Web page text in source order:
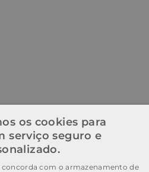
os cookies para
serviço seguro e
concorda com o armazenamento de